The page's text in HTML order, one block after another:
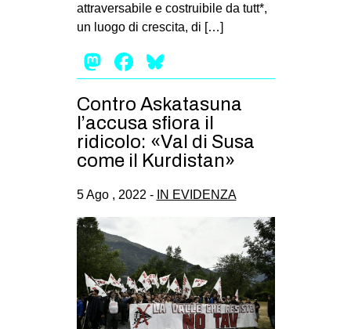
AMBIENTE
DIRITTO ALL’ABITARE
MIGRAZIONI
PRECARIATO
STUDENTI
ARTE
CINEMA
MANIFESTI
attraversabile e costruibile da tutt*,
un luogo di crescita, di […]
Mastodon
Facebook
Contro Askatasuna
l’accusa sfiora il
ridicolo: «Val di Susa
come il Kurdistan»
5 Ago , 2022 - IN EVIDENZA